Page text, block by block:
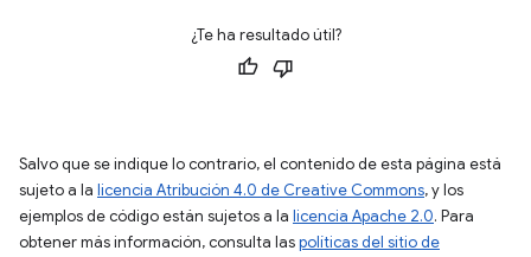
¿Te ha resultado útil?
Salvo que se indique lo contrario, el contenido de esta página está
sujeto a la licencia Atribución 4.0 de Creative Commons, y los
ejemplos de código están sujetos a la licencia Apache 2.0. Para
obtener más información, consulta laspolíticas del sitio de